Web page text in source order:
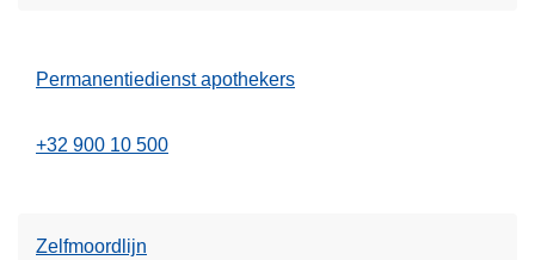
Permanentiedienst apothekers
+32 900 10 500
Zelfmoordlijn